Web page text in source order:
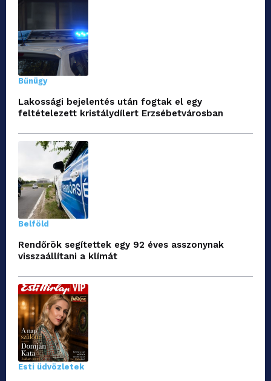
Bűnügy
Lakossági bejelentés után fogtak el egy
feltételezett kristálydílert Erzsébetvárosban
Belföld
Rendőrök segítettek egy 92 éves asszonynak
visszaállítani a klímát
Esti üdvözletek